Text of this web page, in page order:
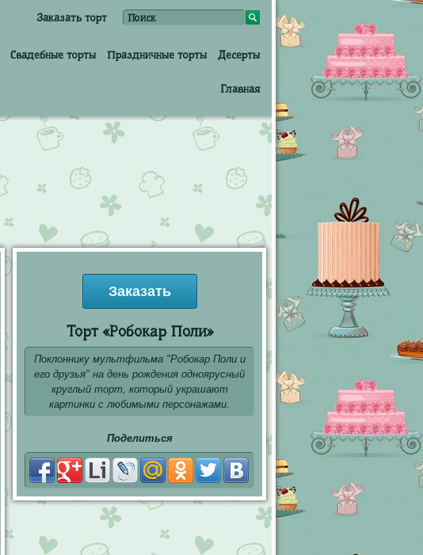
Заказать торт
Свадебные торты Праздничные торты Десерты
Главная
Заказать
Торт «Робокар Поли»
Поклоннику мультфильма "Робокар Поли и
его друзья" на день рождения одноярусный
круглый торт, который украшают
картинки с любимыми персонажами.
Поделиться